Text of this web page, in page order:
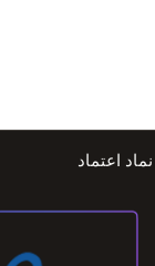
نماد اعتماد